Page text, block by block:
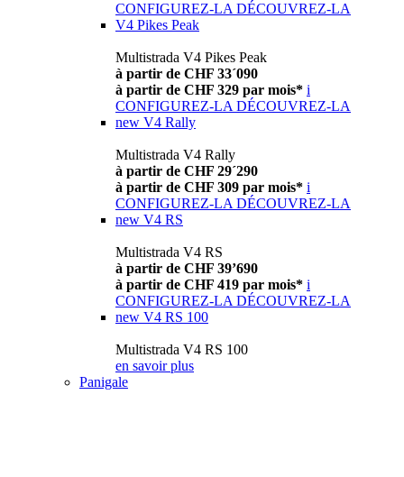
CONFIGUREZ-LA DÉCOUVREZ-LA
V4 Pikes Peak
Multistrada V4 Pikes Peak
à partir de CHF 33´090
à partir de CHF 329 par mois* i
CONFIGUREZ-LA DÉCOUVREZ-LA
new V4 Rally
Multistrada V4 Rally
à partir de CHF 29´290
à partir de CHF 309 par mois* i
CONFIGUREZ-LA DÉCOUVREZ-LA
new V4 RS
Multistrada V4 RS
à partir de CHF 39’690
à partir de CHF 419 par mois* i
CONFIGUREZ-LA DÉCOUVREZ-LA
new V4 RS 100
Multistrada V4 RS 100
en savoir plus
Panigale